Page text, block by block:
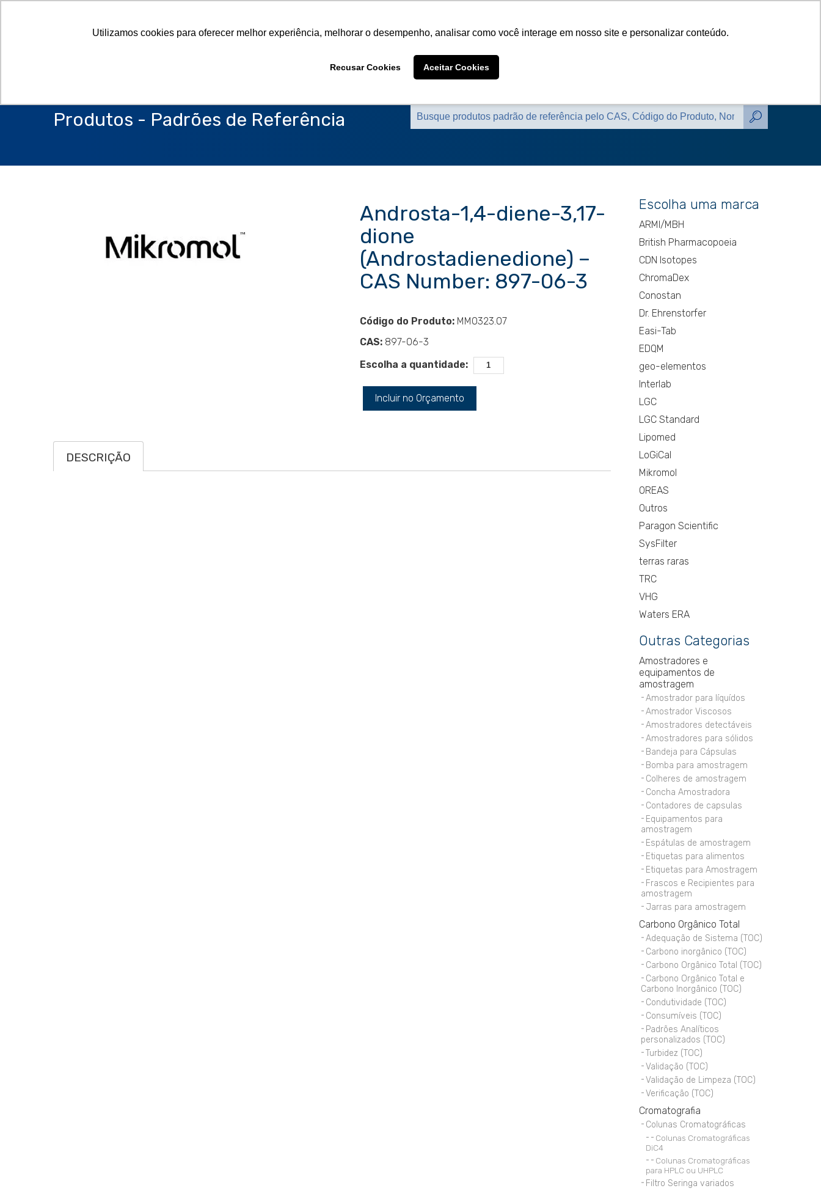
Utilizamos cookies para oferecer melhor experiência, melhorar o desempenho, analisar como você interage em nosso site e personalizar conteúdo.
Recusar Cookies Aceitar Cookies
Sobre a CMS
Produtos Marcas Representadas Catálogos Contato Blog
Produtos - Padrões de Referência
Androsta-1,4-diene-3,17-
dione
(Androstadienedione) –
CAS Number: 897-06-3
Código do Produto: MM0323.07
CAS: 897-06-3
Escolha a quantidade:
Incluir no Orçamento
DESCRIÇÃO
Escolha uma marca
ARMI/MBH
British Pharmacopoeia
CDN Isotopes
ChromaDex
Conostan
Dr. Ehrenstorfer
Easi-Tab
EDQM
geo-elementos
Interlab
LGC
LGC Standard
Lipomed
LoGiCal
Mikromol
OREAS
Outros
Paragon Scientific
SysFilter
terras raras
TRC
VHG
Waters ERA
Outras Categorias
Amostradores e
equipamentos de
amostragem
Amostrador para líquídos
Amostrador Viscosos
Amostradores detectáveis
Amostradores para sólidos
Bandeja para Cápsulas
Bomba para amostragem
Colheres de amostragem
Concha Amostradora
Contadores de capsulas
Equipamentos para
amostragem
Espátulas de amostragem
Etiquetas para alimentos
Etiquetas para Amostragem
Frascos e Recipientes para
amostragem
Jarras para amostragem
Carbono Orgânico Total
Adequação de Sistema (TOC)
Carbono inorgânico (TOC)
Carbono Orgânico Total (TOC)
Carbono Orgânico Total e
Carbono Inorgânico (TOC)
Condutividade (TOC)
Consumíveis (TOC)
Padrões Analíticos
personalizados (TOC)
Turbidez (TOC)
Validação (TOC)
Validação de Limpeza (TOC)
Verificação (TOC)
Cromatografia
Colunas Cromatográficas
Colunas Cromatográficas
DiC4
Colunas Cromatográficas
para HPLC ou UHPLC
Filtro Seringa variados